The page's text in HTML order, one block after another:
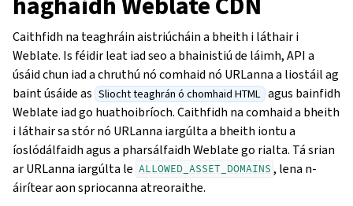
Caithfidh na teaghráin aistriúcháin a bheith i láthair i
Weblate. Is féidir leat iad seo a bhainistiú de láimh, API a
úsáid chun iad a chruthú nó comhaid nó URLanna a liostáil ag
baint úsáide as Sliocht teaghrán ó chomhaid HTML agus bainfidh
Weblate iad go huathoibríoch. Caithfidh na comhaid a bheith
i láthair sa stór nó URLanna iargúlta a bheith iontu a
íoslódálfaidh agus a pharsálfaidh Weblate go rialta. Tá srian
ar URLanna iargúlta le ALLOWED_ASSET_DOMAINS , lena n-
áirítear aon spriocanna atreoraithe.